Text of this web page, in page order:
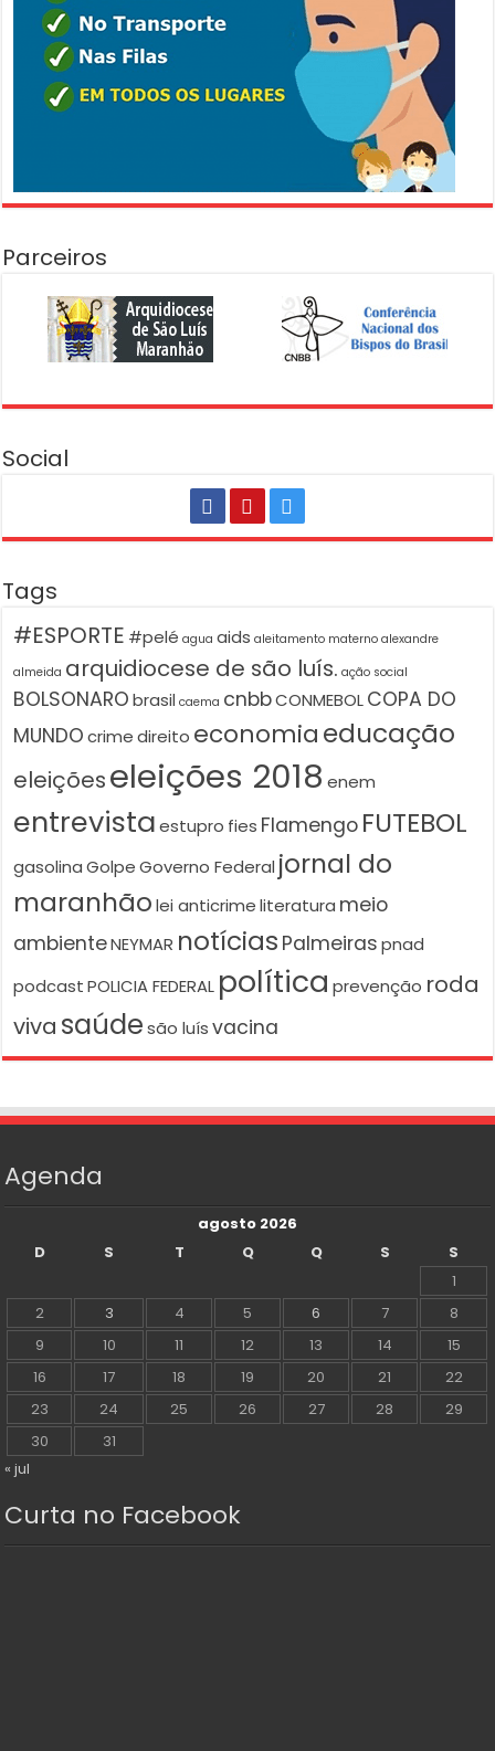
Parceiros
Social
Tags
#ESPORTE #pelé agua aids aleitamento materno alexandre
almeida arquidiocese de são luís. ação social
BOLSONARO brasil caema cnbbCONMEBOLCOPA DO
MUNDO crime direito economiaeducação
eleiçõeseleições 2018 enem
entrevista estupro fies Flamengo FUTEBOL
gasolina Golpe Governo Federal jornal do
maranhão lei anticrime literatura meio
ambienteNEYMAR notícias Palmeiras pnad
podcast POLICIA FEDERAL política prevenção roda
viva saúde são luís vacina
Agenda
agosto 2026
D
S T Q Q S
S
1
2
3 4 5 6 7
8
9
10 11 12 13 14
15
16
17 18 19 20 21
22
23
24 25 26 27 28
29
30
31
« jul
Curta no Facebook